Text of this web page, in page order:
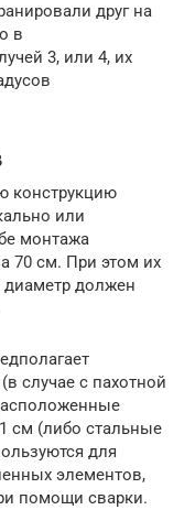
друг на
в
3, или 4, их
конструкцию
или
монтажа
70 см. При этом их
должен
случае с пахотной
см (либо стальные
для
элементов,
помощи сварки.